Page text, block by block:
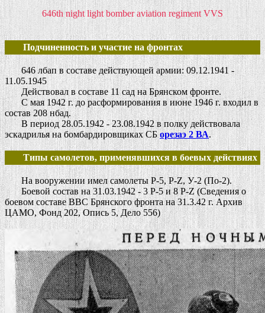
646th night light bomber aviation regiment VVS
Подчиненность и участие на фронтах
646 лбап в составе действующей армии: 09.12.1941 -
11.05.1945
Действовал в составе 11 сад на Брянском фронте.
С мая 1942 г. до расформирования в июне 1946 г. входил в
состав 208 нбад.
В период 28.05.1942 - 23.08.1942 в полку действовала
эскадрилья на бомбардировщиках СБ орезаэ 2 ВА.
Типы самолетов, применявшихся в боевых действиях
На вооружении имел самолеты Р-5, Р-Z, У-2 (По-2).
Боевой состав на 31.03.1942 - 3Р-5 и 8 Р-Z (Сведения о
боевом составе ВВС Брянского фронта на 31.3.42 г. Архив
ЦАМО, Фонд 202, Опись 5, Дело 556)